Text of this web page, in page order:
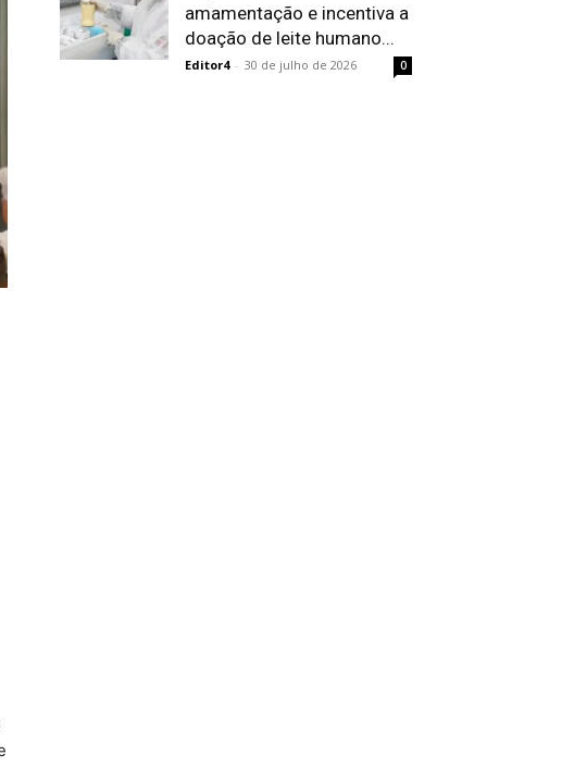
amamentação e incentiva a
doação de leite humano...
Editor4 - 30 de julho de 2026 0